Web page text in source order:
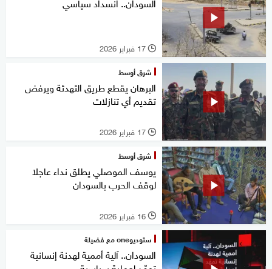
l 17 فبراير 2026
شرق أوسط
البرهان يقطع طريق التهدئة ويرفض
تقديم أي تنازلات
l 17 فبراير 2026
شرق أوسط
يوسف الموصلي يطلق نداء عاجلا
لوقف الحرب بالسودان
l 16 فبراير 2026
ستوديوone مع فضيلة
السودان.. آلية أممية لهدنة إنسانية